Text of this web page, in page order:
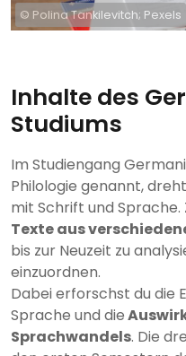
© Polina Tankilevitch; Pexels
Inhalte des
Studiums
Im Studiengang
Philologie genannt,
mit Schrift und Sprache.
Texte aus
bis zur Neuzeit zu
einzuordnen.
Dabei erforschst du die
Sprache und die
Sprachwandels. Die